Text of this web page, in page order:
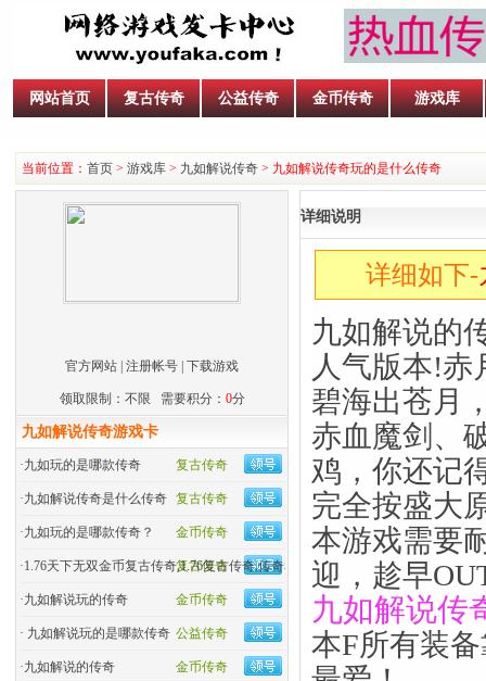
网站首页 复古传奇 公益传奇 金币传奇 游戏库
当前位置： 首页 > 游戏库 > 九如解说传奇 > 九如解说传奇玩的是什么传奇
官方网站 注册帐号 下载游戏
领取限制：不限 需要积分： 0分
九如解说传奇游戏卡
复古传奇
·九如玩的是哪款传奇
复古传奇
·九如解说传奇是什么传奇
金币传奇
·九如玩的是哪款传奇？
复古传奇
·1.76天下无双金币复古传奇,1.76复古传奇,传奇私服
金币传奇
·九如解说玩的传奇
公益传奇
· 九如解说玩的是哪款传奇
金币传奇
·九如解说的传奇
详细说明
详细如下-
九如解说的
人气版本!赤
碧海出苍月
赤血魔剑、
鸡，你还记
完全按盛大
本游戏需要
迎，趁早
九如解说传
本F所有装